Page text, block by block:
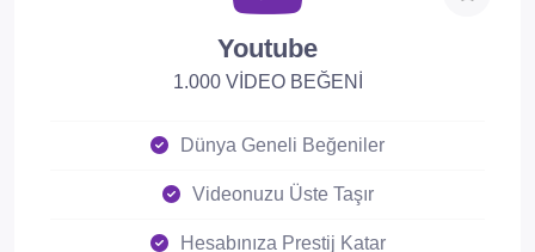
Youtube
1.000 VİDEO BEĞENİ
Dünya Geneli Beğeniler
Videonuzu Üste Taşır
Hesabınıza Prestij Katar